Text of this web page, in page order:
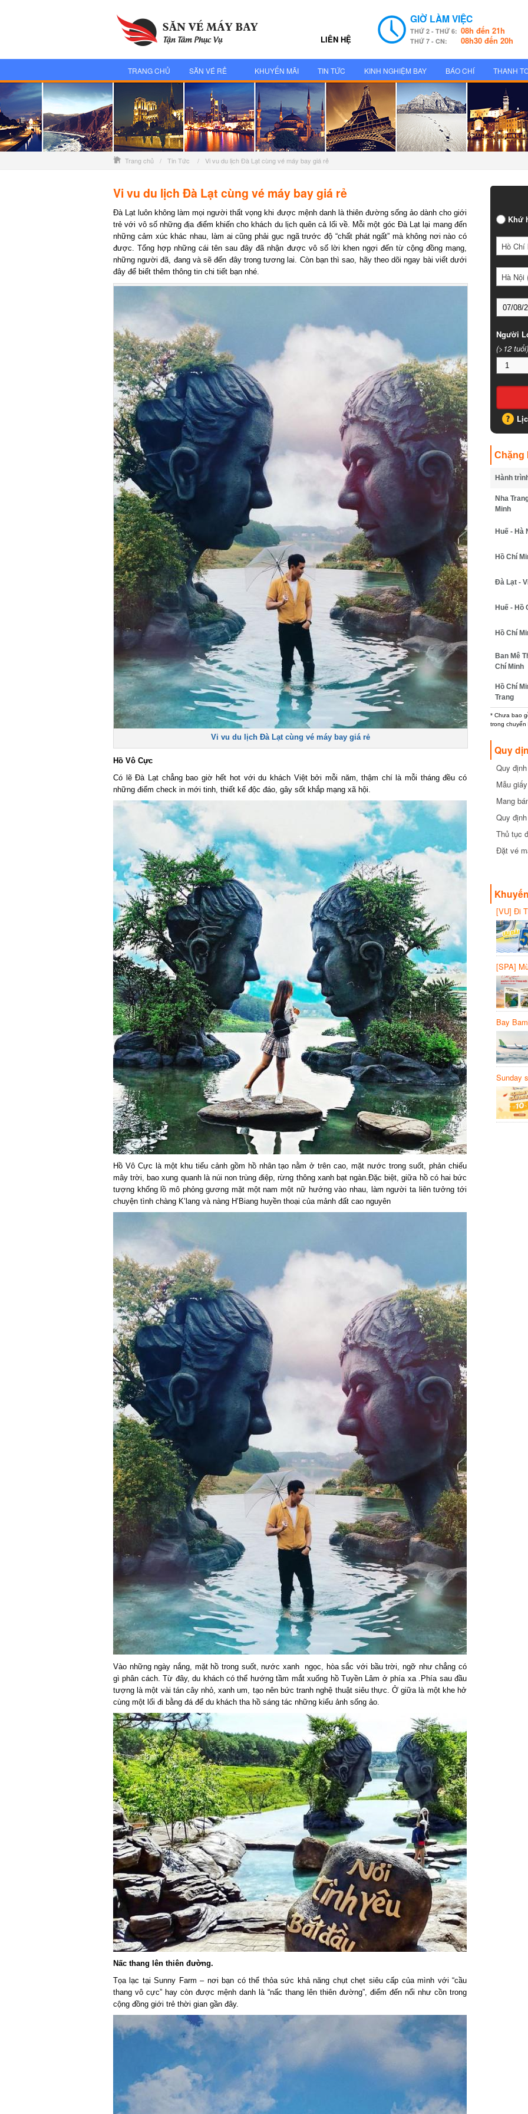
LIÊN HỆ
GIỜ LÀM VIỆC
THỨ 2 - THỨ 6:08h đến 21h
THỨ 7 - CN: 08h30 đến 20h
TRANG CHỦ SĂN VÉ RẺ KHUYẾN MÃI TIN TỨC KINH NGHIỆM BAY BÁO CHÍ THANH
Trang chủ / Tin Tức / Vi vu du lịch Đà Lạt cùng vé máy bay giá rẻ
Vi vu du lịch Đà Lạt cùng vé máy bay giá rẻ
Đà Lạt luôn không làm mọi người thất vọng khi được mệnh danh là thiên đường sống ảo dành cho giới
trẻ với vô số những địa điểm khiến cho khách du lịch quên cả lối về. Mỗi một góc Đà Lạt lại mang đến
những cảm xúc khác nhau, làm ai cũng phải gục ngã trước độ “chất phát ngất” mà không nơi nào có
được. Tổng hợp những cái tên sau đây đã nhận được vô số lời khen ngợi đến từ cộng đồng mạng,
những người đã, đang và sẽ đến đây trong tương lai. Còn bạn thì sao, hãy theo dõi ngay bài viết dưới
đây để biết thêm thông tin chi tiết bạn nhé.
Vi vu du lịch Đà Lạt cùng vé máy bay giá rẻ
Hồ Vô Cực
Có lẽ Đà Lạt chẳng bao giờ hết hot với du khách Việt bởi mỗi năm, thậm chí là mỗi tháng đều có
những điểm check in mới tinh, thiết kế độc đáo, gây sốt khắp mạng xã hội.
Hồ Vô Cực là một khu tiểu cảnh gồm hồ nhân tạo nằm ở trên cao, mặt nước trong suốt, phản chiếu
mây trời, bao xung quanh là núi non trùng điệp, rừng thông xanh bạt ngàn.Đặc biệt, giữa hồ có hai bức
tượng khổng lồ mô phỏng gương mặt một nam một nữ hướng vào nhau, làm người ta liên tưởng tới
chuyện tình chàng K’lang và nàng H’Biang huyền thoại của mảnh đất cao nguyên
Vào những ngày nắng, mặt hồ trong suốt, nước xanh ngọc, hòa sắc với bầu trời, ngỡ như chẳng có
gì phân cách. Từ đây, du khách có thể hướng tầm mắt xuống hồ Tuyền Lâm ở phía xa .Phía sau đầu
tượng là một vài tán cây nhỏ, xanh um, tạo nên bức tranh nghệ thuật siêu thực. Ở giữa là một khe hở
cùng một lối đi bằng đá để du khách tha hồ sáng tác những kiểu ảnh sống ảo.
Nấc thang lên thiên đường.
Tọa lạc tại Sunny Farm – nơi bạn có thể thỏa sức khả năng chụt chẹt siêu cấp của mình với “cầu
thang vô cực” hay còn được mệnh danh là “nấc thang lên thiên đường”, điểm đến nổi như cồn trong
cộng đồng giới trẻ thời gian gần đây.
Khứ
Hồ Chí
Hà Nội
Người
(>12 tuổi)
Chặng
Hành trình*
Nha
Minh
Huế - Hà
Hồ Chí
Đà Lạt -
Huế - Hồ
Hồ Chí
Ban Mê
Chí Minh
Hồ Chí
Trang
* Chưa bao
trong chuyến
Quy
Quy
cần biết
Mẫu
Mang
Quy
Thủ tục
Đặt vé
[VU] Đi
giảm
[SPA]
20%
Bay
Sunday